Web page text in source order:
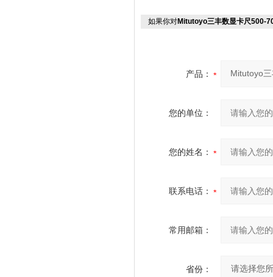
如果你对Mitutoyo三丰数显卡尺500-
产品：
您的单位：
您的姓名：
联系电话：
常用邮箱：
省份：